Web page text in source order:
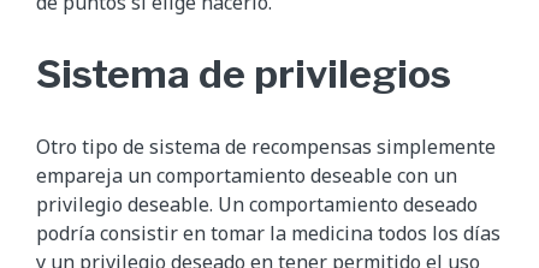
Sistema de privilegios
Otro tipo de sistema de recompensas simplemente
empareja un comportamiento deseable con un
privilegio deseable. Un comportamiento deseado
podría consistir en tomar la medicina todos los días
y un privilegio deseado en tener permitido el uso